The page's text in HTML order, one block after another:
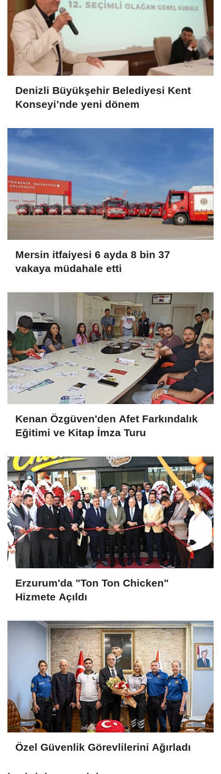
Denizli Büyükşehir Belediyesi Kent
Konseyi’nde yeni dönem
Mersin itfaiyesi 6 ayda 8 bin 37
vakaya müdahale etti
Kenan Özgüven'den Afet Farkındalık
Eğitimi ve Kitap İmza Turu
Erzurum'da "Ton Ton Chicken"
Hizmete Açıldı
Özel Güvenlik Görevlilerini Ağırladı